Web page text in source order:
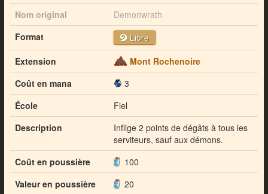
Nom original
Demonwrath
Format
Libre
Extension
Mont Rochenoire
Coût en mana
3
École
Fiel
Description
Inflige 2 points de dégâts à tous les
serviteurs, sauf aux démons.
Coût en poussière
100
Valeur en poussière
20